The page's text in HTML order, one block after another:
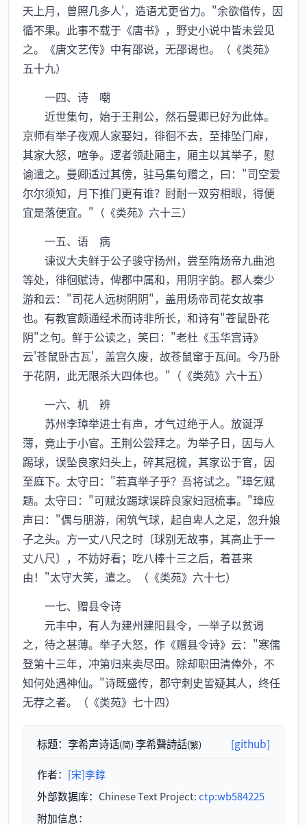
天上月，曾照几多人'，造语尤更省力。"余欲借传，因
循不果。此事不载于《唐书》，野史小说中皆未尝见
之。《唐文艺传》中有邵说，无邵谒也。（《类苑》
五十九）
一四、诗 嘲
近世集句，始于王荆公，然石曼卿已好为此体。
京师有举子夜观人家娶妇，徘徊不去，至排坠门扉，
其家大怒，喧争。逻者领赴厢主，厢主以其举子，慰
谕遣之。曼卿适过其傍，驻马集句赠之，曰："司空爱
尔尔须知，月下推门更有谁？尀耐一双穷相眼，得便
宜是落便宜。"（《类苑》六十三）
一五、语 病
谏议大夫鲜于公子骏守扬州，尝至隋炀帝九曲池
等处，徘徊赋诗，俾郡中属和，用阴字韵。郡人秦少
游和云："司花人远树阴阴"，盖用炀帝司花女故事
也。有教官颇通经术而诗非所长，和诗有"苍鼠卧花
阴"之句。鲜于公读之，笑曰："老杜《玉华宫诗》
云'苍鼠卧古瓦'，盖宫久废，故苍鼠窜于瓦间。今乃卧
于花阴，此无限杀大四体也。"（《类苑》六十五）
一六、机 辨
苏州李璋举进士有声，才气过绝于人。放诞浮
薄，竟止于小官。王荆公尝拜之。为举子日，因与人
踢球，误坠良家妇头上，碎其冠梳，其家讼于官，因
至庭下。太守曰："若真举子乎？吾将试之。"璋乞赋
题。太守曰："可赋汝踢球误辟良家妇冠梳事。"璋应
声曰："偶与朋游，闲筑气球，起自卑人之足，忽升娘
子之头。方一丈八尺之时〔球别无故事，其高止于一
丈八尺〕，不妨好看；吃八棒十三之后，着甚来
由！"太守大笑，遣之。（《类苑》六十七）
一七、赠县令诗
元丰中，有人为建州建阳县令，一举子以贫谒
之，待之甚薄。举子大怒，作《赠县令诗》云："寒儒
登第十三年，冲第归来卖尽田。除却职田清俸外，不
知何处遇神仙。"诗既盛传，郡守刺史皆疑其人，终任
无荐之者。（《类苑》七十四）
标题： 李希声诗话(简)李希聲詩話(繁) [github]
作者： [宋]李錞
外部数据库： Chinese Text Project:ctp:wb584225
附加信息：